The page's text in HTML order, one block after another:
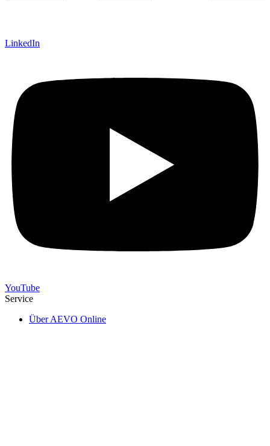
LinkedIn
YouTube
Service
Über AEVO Online